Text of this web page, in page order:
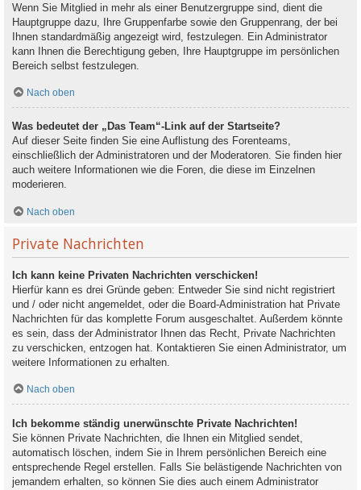
Wenn Sie Mitglied in mehr als einer Benutzergruppe sind, dient die
Hauptgruppe dazu, Ihre Gruppenfarbe sowie den Gruppenrang, der bei
Ihnen standardmäßig angezeigt wird, festzulegen. Ein Administrator
kann Ihnen die Berechtigung geben, Ihre Hauptgruppe im persönlichen
Bereich selbst festzulegen.
Nach oben
Was bedeutet der „Das Team“-Link auf der Startseite?
Auf dieser Seite finden Sie eine Auflistung des Forenteams,
einschließlich der Administratoren und der Moderatoren. Sie finden hier
auch weitere Informationen wie die Foren, die diese im Einzelnen
moderieren.
Nach oben
Private Nachrichten
Ich kann keine Privaten Nachrichten verschicken!
Hierfür kann es drei Gründe geben: Entweder Sie sind nicht registriert
und / oder nicht angemeldet, oder die Board-Administration hat Private
Nachrichten für das komplette Forum ausgeschaltet. Außerdem könnte
es sein, dass der Administrator Ihnen das Recht, Private Nachrichten
zu verschicken, entzogen hat. Kontaktieren Sie einen Administrator, um
weitere Informationen zu erhalten.
Nach oben
Ich bekomme ständig unerwünschte Private Nachrichten!
Sie können Private Nachrichten, die Ihnen ein Mitglied sendet,
automatisch löschen, indem Sie in Ihrem persönlichen Bereich eine
entsprechende Regel erstellen. Falls Sie belästigende Nachrichten von
jemandem erhalten, so können Sie dies auch einem Administrator